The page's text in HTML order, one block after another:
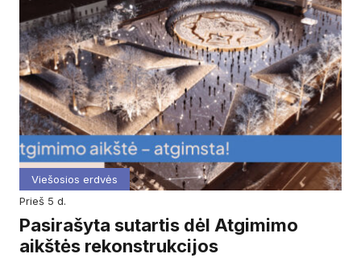
Viešosios erdvės
prieš 5 d.
Pasirašyta sutartis dėl Atgimimo
aikštės rekonstrukcijos